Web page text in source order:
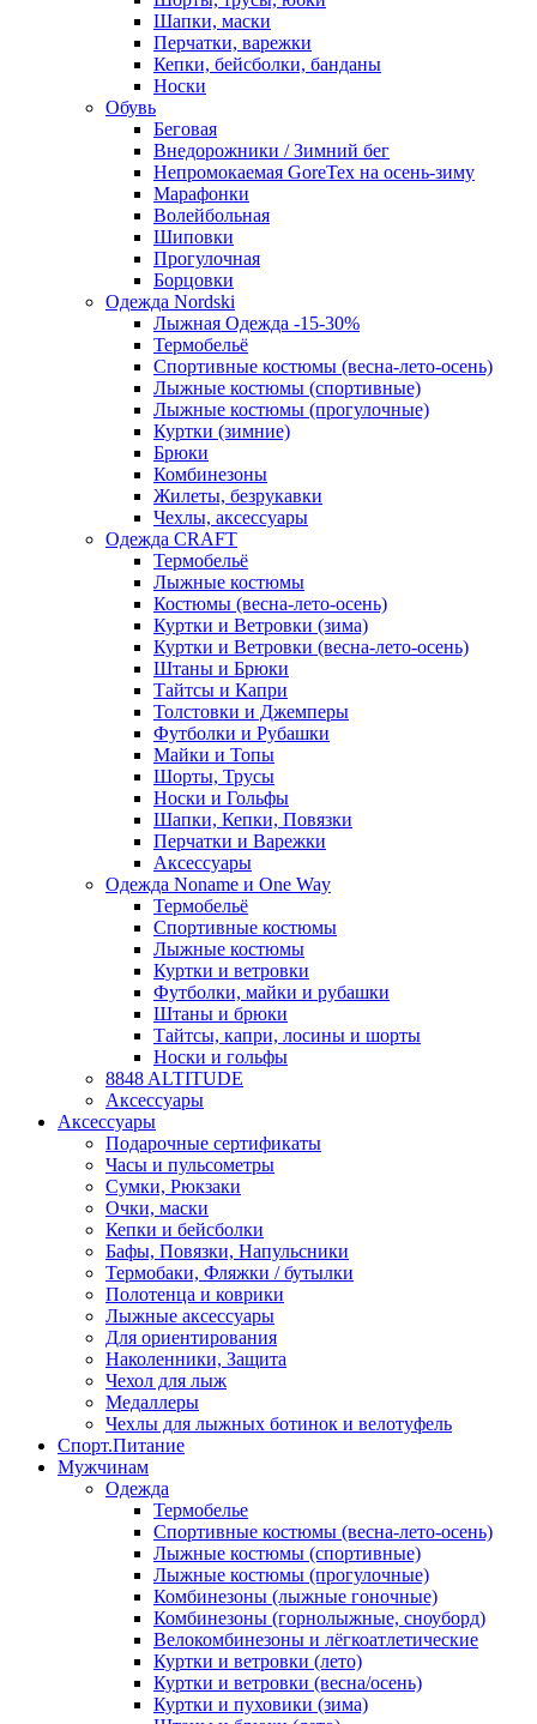
Шапки, маски
Перчатки, варежки
Кепки, бейсболки, банданы
Носки
Обувь
Беговая
Внедорожники / Зимний бег
Непромокаемая GoreTex на осень-зиму
Марафонки
Волейбольная
Шиповки
Прогулочная
Борцовки
Одежда Nordski
Лыжная Одежда -15-30%
Термобельё
Спортивные костюмы (весна-лето-осень)
Лыжные костюмы (спортивные)
Лыжные костюмы (прогулочные)
Куртки (зимние)
Брюки
Комбинезоны
Жилеты, безрукавки
Чехлы, аксессуары
Одежда CRAFT
Термобельё
Лыжные костюмы
Костюмы (весна-лето-осень)
Куртки и Ветровки (зима)
Куртки и Ветровки (весна-лето-осень)
Штаны и Брюки
Тайтсы и Капри
Толстовки и Джемперы
Футболки и Рубашки
Майки и Топы
Шорты, Трусы
Носки и Гольфы
Шапки, Кепки, Повязки
Перчатки и Варежки
Аксессуары
Одежда Noname и One Way
Термобельё
Спортивные костюмы
Лыжные костюмы
Куртки и ветровки
Футболки, майки и рубашки
Штаны и брюки
Тайтсы, капри, лосины и шорты
Носки и гольфы
8848 ALTITUDE
Аксессуары
Аксессуары
Подарочные сертификаты
Часы и пульсометры
Сумки, Рюкзаки
Очки, маски
Кепки и бейсболки
Бафы, Повязки, Напульсники
Термобаки, Фляжки / бутылки
Полотенца и коврики
Лыжные аксессуары
Для ориентирования
Наколенники, Защита
Чехол для лыж
Медаллеры
Чехлы для лыжных ботинок и велотуфель
Спорт.Питание
Мужчинам
Одежда
Термобелье
Спортивные костюмы (весна-лето-осень)
Лыжные костюмы (спортивные)
Лыжные костюмы (прогулочные)
Комбинезоны (лыжные гоночные)
Комбинезоны (горнолыжные, сноуборд)
Велокомбинезоны и лёгкоатлетические
Куртки и ветровки (лето)
Куртки и ветровки (весна/осень)
Куртки и пуховики (зима)